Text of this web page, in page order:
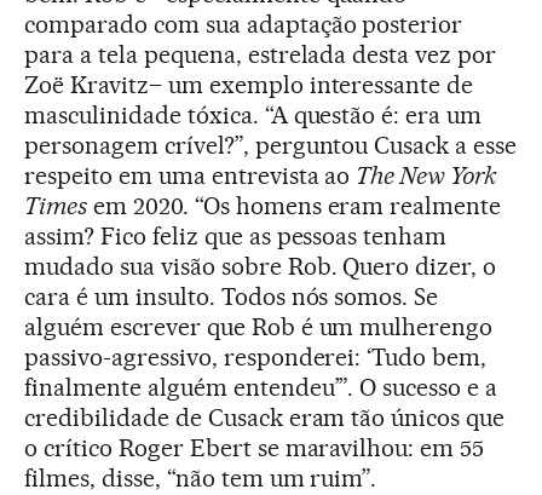
comparado com sua adaptação posterior
para a tela pequena, estrelada desta vez por
Zoë Kravitz– um exemplo interessante de
masculinidade tóxica. “A questão é: era um
personagem crível?”, perguntou Cusack a esse
respeito em uma entrevista ao The New York
Timesem 2020. “Os homens eram realmente
assim? Fico feliz que as pessoas tenham
mudado sua visão sobre Rob. Quero dizer, o
cara é um insulto. Todos nós somos. Se
alguém escrever que Rob é um mulherengo
passivo-agressivo, responderei: ‘Tudo bem,
finalmente alguém entendeu’”. O sucesso e a
credibilidade de Cusack eram tão únicos que
o crítico Roger Ebert se maravilhou: em 55
filmes, disse, “não tem um ruim”.